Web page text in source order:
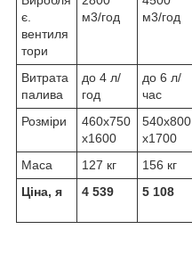
є.
вентиля
тори
м3/год
м3/год
Витрата
палива
до 4 л/
год
до 6 л/
час
Розміри
460x750
x1600
540x800
x1700
Маса
127 кг 156 кг
Ціна, я
4 539 5 108